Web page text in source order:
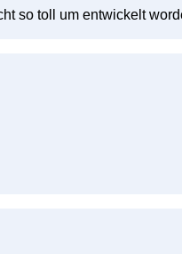
so toll um entwickelt